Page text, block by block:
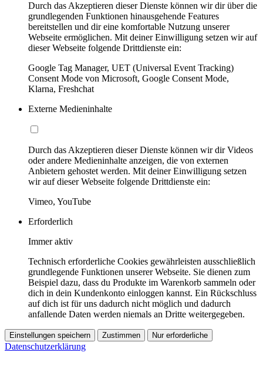
Durch das Akzeptieren dieser Dienste können wir dir über die
grundlegenden Funktionen hinausgehende Features
bereitstellen und dir eine komfortable Nutzung unserer
Webseite ermöglichen. Mit deiner Einwilligung setzen wir auf
dieser Webseite folgende Drittdienste ein:
Google Tag Manager, UET (Universal Event Tracking)
Consent Mode von Microsoft, Google Consent Mode,
Klarna, Freshchat
Externe Medieninhalte
Durch das Akzeptieren dieser Dienste können wir dir Videos
oder andere Medieninhalte anzeigen, die von externen
Anbietern gehostet werden. Mit deiner Einwilligung setzen
wir auf dieser Webseite folgende Drittdienste ein:
Vimeo, YouTube
Erforderlich
Immer aktiv
Technisch erforderliche Cookies gewährleisten ausschließlich
grundlegende Funktionen unserer Webseite. Sie dienen zum
Beispiel dazu, dass du Produkte im Warenkorb sammeln oder
dich in dein Kundenkonto einloggen kannst. Ein Rückschluss
auf dich ist für uns dadurch nicht möglich und dadurch
anfallende Daten werden niemals an Dritte weitergegeben.
Einstellungen speichern Zustimmen Nur erforderliche
Datenschutzerklärung